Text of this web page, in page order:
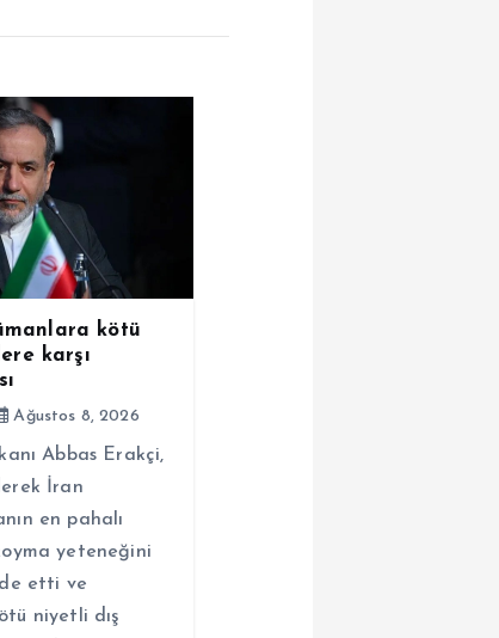
kötü
karşı
Ağustos 8, 2026
Abbas Erakçi,
İran
en pahalı
yeteneğini
etti ve
niyetli dış